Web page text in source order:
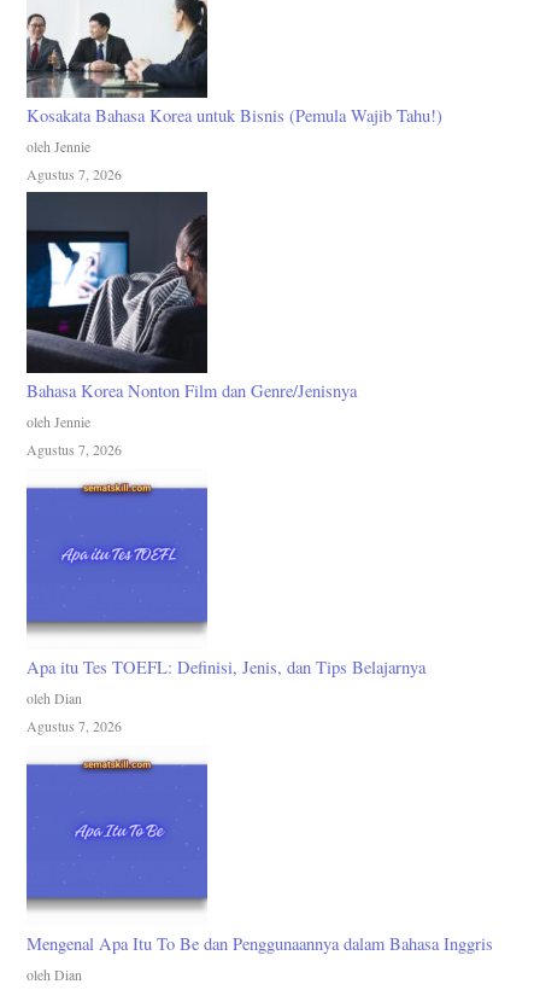
Kosakata Bahasa Korea untuk Bisnis (Pemula Wajib Tahu!)
oleh Jennie
Agustus 7, 2026
Bahasa Korea Nonton Film dan Genre/Jenisnya
oleh Jennie
Agustus 7, 2026
Apa itu Tes TOEFL: Definisi, Jenis, dan Tips Belajarnya
oleh Dian
Agustus 7, 2026
Mengenal Apa Itu To Be dan Penggunaannya dalam Bahasa Inggris
oleh Dian